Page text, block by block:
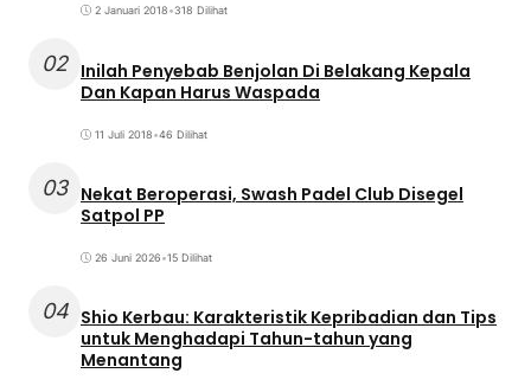
2 Januari 2018•318 Dilihat
02 Inilah Penyebab Benjolan Di Belakang Kepala
Dan Kapan Harus Waspada
11 Juli 2018•46 Dilihat
03 Nekat Beroperasi, Swash Padel Club Disegel
Satpol PP
26 Juni 2026•15 Dilihat
04 Shio Kerbau: Karakteristik Kepribadian dan Tips
untuk Menghadapi Tahun-tahun yang
Menantang